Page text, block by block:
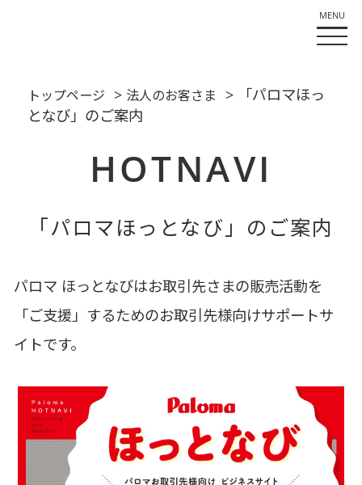
トップページ > 法人のお客さま
> 「パロマほっ
となび」のご案内
HOTNAVI
「パロマほっとなび」のご案内
パロマ ほっとなびはお取引先さまの販売活動を
「ご支援」するためのお取引先様向けサポートサ
イトです。